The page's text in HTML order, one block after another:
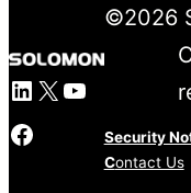
LinkedIn
X YouTube
©2026
Security
Contact Us